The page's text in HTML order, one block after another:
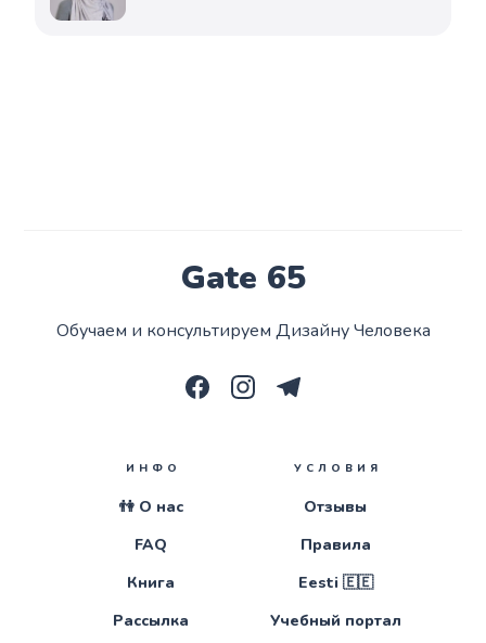
Gate 65
Обучаем и консультируем Дизайну Человека
ИНФО
👫 О нас
FAQ
Книга
Рассылка
УСЛОВИЯ
Отзывы
Правила
Eesti 🇪🇪
Учебный портал